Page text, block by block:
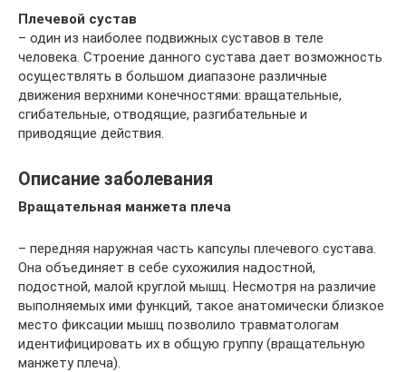
Плечевой сустав
– один из наиболее подвижных суставов в теле
человека. Строение данного сустава дает возможность
осуществлять в большом диапазоне различные
движения верхними конечностями: вращательные,
сгибательные, отводящие, разгибательные и
приводящие действия.
Описание заболевания
Вращательная манжета плеча
– передняя наружная часть капсулы плечевого сустава.
Она объединяет в себе сухожилия надостной,
подостной, малой круглой мышц. Несмотря на различие
выполняемых ими функций, такое анатомически близкое
место фиксации мышц позволило травматологам
идентифицировать их в общую группу (вращательную
манжету плеча).